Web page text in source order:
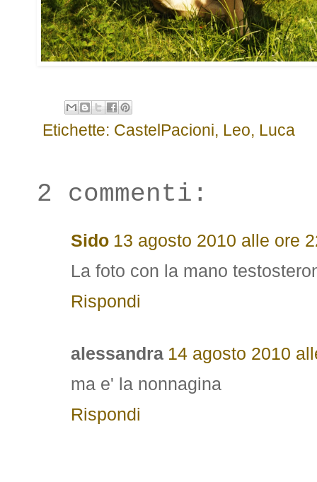
Etichette: CastelPacioni, Leo, Luca
2 commenti:
Sido 13 agosto 2010 alle ore
La foto con la mano
Rispondi
alessandra 14 agosto 2010
ma e' la nonnagina
Rispondi